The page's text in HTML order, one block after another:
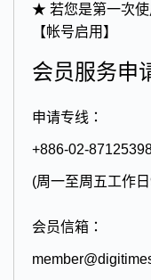
★ 若您是第一次
【帐号启用】
会员服务申
申请专线：
+886-02-
(周一至周五工作
会员信箱：